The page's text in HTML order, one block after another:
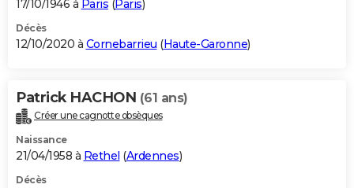
17/10/1946 à Paris (Paris)
Décès
12/10/2020 à Cornebarrieu (Haute-Garonne)
Patrick HACHON (61 ans)
Créer une cagnotte obsèques
Naissance
21/04/1958 à Rethel (Ardennes)
Décès